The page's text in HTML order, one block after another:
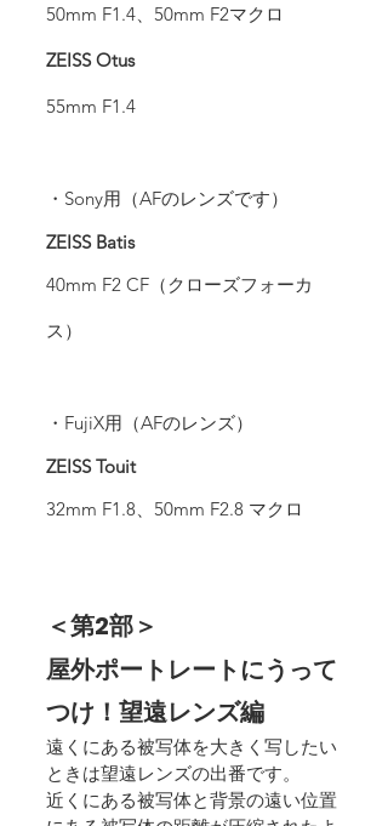
50mm F1.4、50mm F2マクロ
ZEISS Otus
55mm F1.4
・Sony用（AFのレンズです）
ZEISS Batis
40mm F2 CF（クローズフォーカ
ス）
・FujiX用（AFのレンズ）
ZEISS Touit
32mm F1.8、50mm F2.8 マクロ
＜第2部＞
屋外ポートレートにうって
つけ！望遠レンズ編
遠くにある被写体を大きく写したい
ときは望遠レンズの出番です。
近くにある被写体と背景の遠い位置